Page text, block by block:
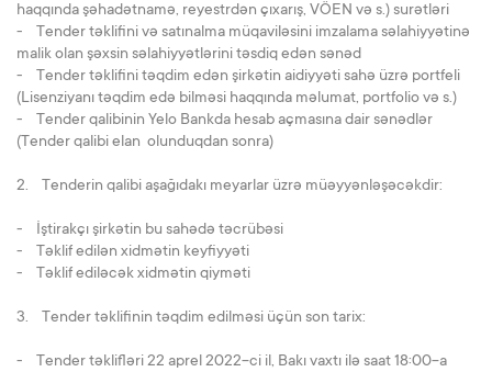
haqqında şəhadətnamə, reyestrdən çıxarış, VÖEN və s.) surətləri
- Tender təklifini və satınalma müqaviləsini imzalama səlahiyyətinə
malik olan şəxsin səlahiyyətlərini təsdiq edən sənəd
- Tender təklifini təqdim edən şirkətin aidiyyəti sahə üzrə portfeli
(Lisenziyanı təqdim edə bilməsi haqqında məlumat, portfolio və s.)
- Tender qalibinin Yelo Bankda hesab açmasına dair sənədlər
(Tender qalibi elan olunduqdan sonra)
2. Tenderin qalibi aşağıdakı meyarlar üzrə müəyyənləşəcəkdir:
- İştirakçı şirkətin bu sahədə təcrübəsi
- Təklif edilən xidmətin keyfiyyəti
- Təklif ediləcək xidmətin qiyməti
3. Tender təklifinin təqdim edilməsi üçün son tarix:
- Tender təklifləri 22 aprel 2022-ci il, Bakı vaxtı ilə saat 18:00-a